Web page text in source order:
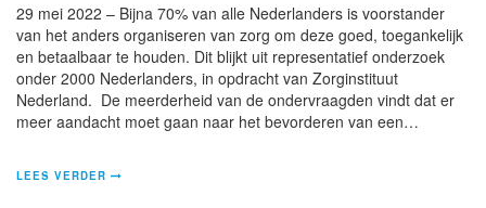
29 mei 2022 – Bijna 70% van alle Nederlanders is voorstander
van het anders organiseren van zorg om deze goed, toegankelijk
en betaalbaar te houden. Dit blijkt uit representatief onderzoek
onder 2000 Nederlanders, in opdracht van Zorginstituut
Nederland. De meerderheid van de ondervraagden vindt dat er
meer aandacht moet gaan naar het bevorderen van een…
LEES VERDER